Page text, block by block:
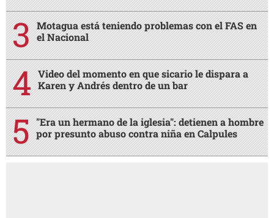
Motagua está teniendo problemas con el FAS en
el Nacional
Video del momento en que sicario le dispara a
Karen y Andrés dentro de un bar
"Era un hermano de la iglesia": detienen a hombre
por presunto abuso contra niña en Calpules